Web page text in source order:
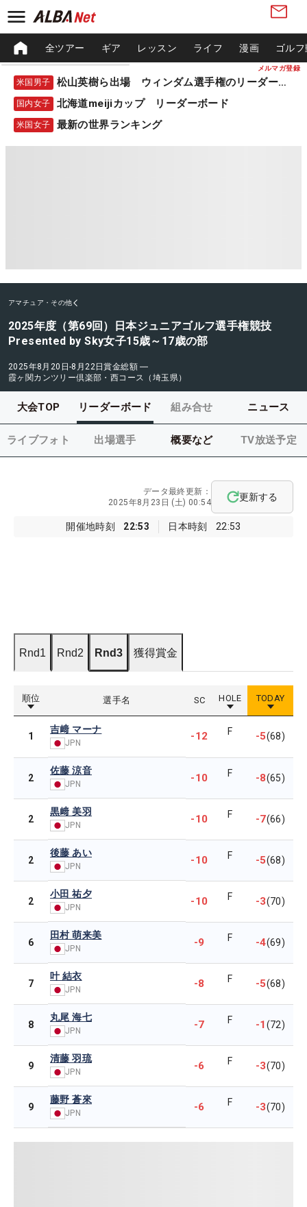
メルマガ登録
全ツアー ギア レッスン ライフ 漫画 ゴル
米国男子 松山英樹ら出場 ウィンダム選手権のリーダーボード
国内女子 北海道meijiカップ リーダーボード
米国女子 最新の世界ランキング
アマチュア・その他
2025年度（第69回）日本ジュニアゴルフ選手権競技
Presented by Sky女子15歳～17歳の部
2025年8月20日-8月22日賞金総額 ―
霞ヶ関カンツリー倶楽部・西コース（埼玉県）
大会TOP リーダーボード 組み合せ ニュース
ライブフォト 出場選手 概要など TV放送予定
開催地時刻 22:53 日本時刻 22:53
データ最終更新：
2025年8月23日 (土) 00:54
更新する
Rnd1 Rnd2 Rnd3 獲得賞金
順位 選手名 SC HOLE TODAY
1
吉﨑 マーナ
JPN
-12 F -5(68)
2
佐藤 涼音
JPN -10 F -8(65)
2
黒﨑 美羽
JPN -10 F -7(66)
2
後藤 あい
JPN -10 F -5(68)
2
小田 祐夕
JPN -10 F -3(70)
6
田村 萌来美
JPN -9 F -4(69)
7
叶 結衣
JPN -8 F -5(68)
8
丸尾 海七
JPN -7 F -1(72)
9
清藤 羽琉
JPN -6 F -3(70)
9
藤野 蒼來
JPN -6 F -3(70)